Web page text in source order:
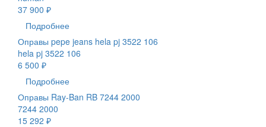
37 900 ₽
Подробнее
Оправы pepe jeans hela pj 3522 106
hela pj 3522 106
6 500 ₽
Подробнее
Оправы Ray-Ban RB 7244 2000
7244 2000
15 292 ₽